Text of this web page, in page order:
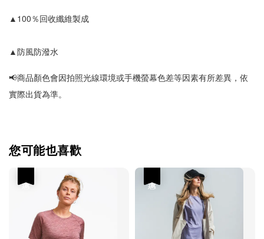
▲ 100％回收纖維製成
▲防風防潑水
📢商品顏色會因拍照光線環境或手機螢幕色差等因素有所差異，依
實際出貨為準。
您可能也喜歡